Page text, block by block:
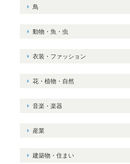
鳥
動物・魚・虫
衣装・ファッション
花・植物・自然
音楽・楽器
産業
建築物・住まい